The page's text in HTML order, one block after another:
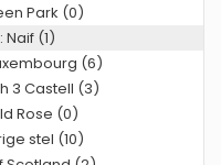
Park (0)
(1)
(6)
3 Castell (3)
Rose (0)
stel (10)